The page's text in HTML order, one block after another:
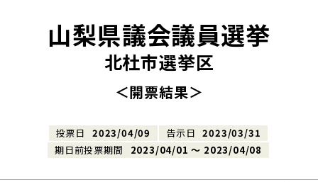
山梨県議会議員選挙
北杜市選挙区
＜開票結果＞
投票日 2023/04/09 告示日
2023/03/31
期日前投票期間
2023/04/01 〜 2023/04/08